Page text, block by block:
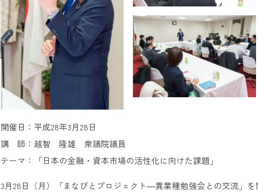
開催日：平成28年3月28日
講 師：越智 隆雄 衆議院議員
テーマ：「日本の金融・資本市場の活性化に向けた課題」
3月28日（月）「まなびとプロジェクト―異業種勉強会との交流」